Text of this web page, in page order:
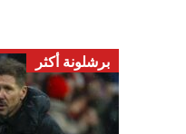
برشلونة أكثر